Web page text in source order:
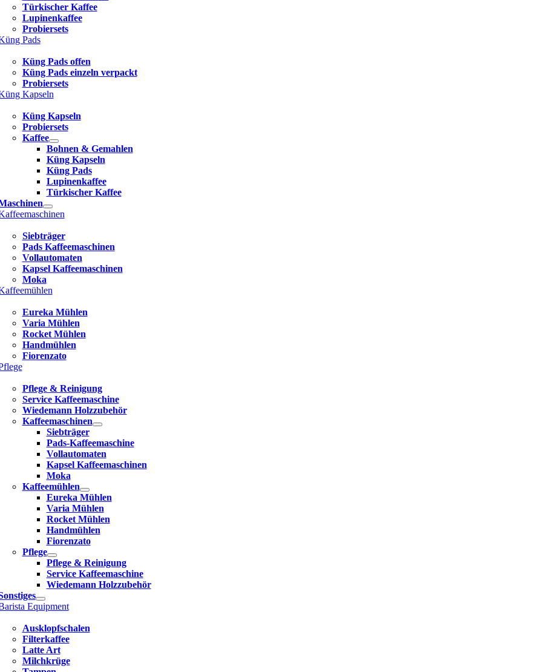
Türkischer Kaffee
Lupinenkaffee
Probiersets
Pads
Küng Pads offen
Küng Pads einzeln verpackt
Probiersets
Kapseln
Küng Kapseln
Probiersets
Kaffee
Bohnen & Gemahlen
Küng Kapseln
Küng Pads
Lupinenkaffee
Türkischer Kaffee
Siebträger
Pads Kaffeemaschinen
Vollautomaten
Kapsel Kaffeemaschinen
Moka
Eureka Mühlen
Varia Mühlen
Rocket Mühlen
Handmühlen
Fiorenzato
Pflege & Reinigung
Service Kaffeemaschine
Wiedemann Holzzubehör
Kaffeemaschinen
Siebträger
Pads-Kaffeemaschine
Vollautomaten
Kapsel Kaffeemaschinen
Moka
Kaffeemühlen
Eureka Mühlen
Varia Mühlen
Rocket Mühlen
Handmühlen
Fiorenzato
Pflege
Pflege & Reinigung
Service Kaffeemaschine
Wiedemann Holzzubehör
Equipment
Ausklopfschalen
Filterkaffee
Latte Art
Milchkrüge